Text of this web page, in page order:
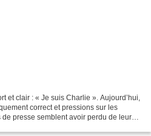
et clair : « Je suis Charlie ». Aujourd’hui,
correct et pressions sur les
presse semblent avoir perdu de leur